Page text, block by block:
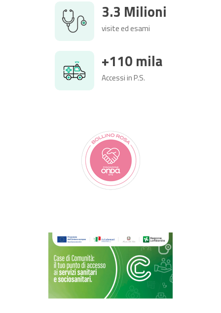
3.3 Milioni
visite ed esami
+110 mila
Accessi in P.S.